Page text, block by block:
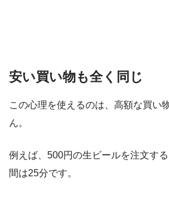
安い買い物も全く同じ
この心理を使えるのは、高額な買い
ん。
例えば、500円の生ビールを注文す
間は25分です。